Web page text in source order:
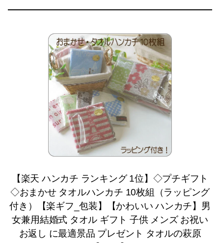
【楽天 ハンカチ ランキング 1位】◇プチギフト
◇おまかせ タオルハンカチ 10枚組（ラッピング
付き）【楽ギフ_包装】【かわいい ハンカチ】男
女兼用結婚式 タオル ギフト 子供 メンズ お祝い
お返し に最適景品 プレゼント タオルの萩原